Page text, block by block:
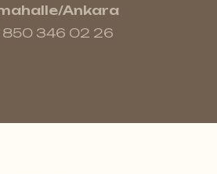
Ankara
850 346 02 26